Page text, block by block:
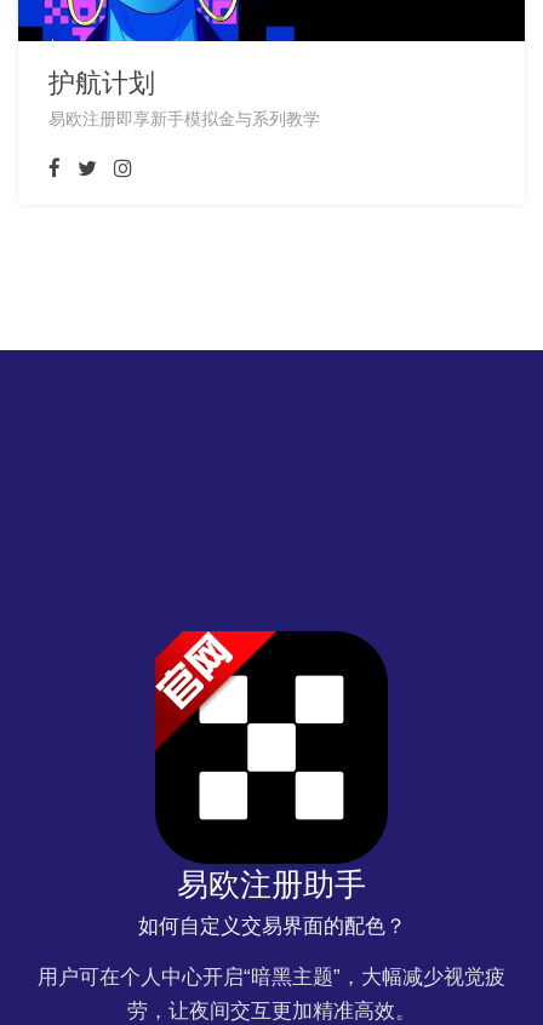
护航计划
易欧注册即享新手模拟金与系列教学
易欧注册助手
如何自定义交易界面的配色？
用户可在个人中心开启“暗黑主题”，大幅减少视觉疲
劳，让夜间交互更加精准高效。